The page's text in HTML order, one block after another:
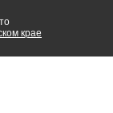
крае